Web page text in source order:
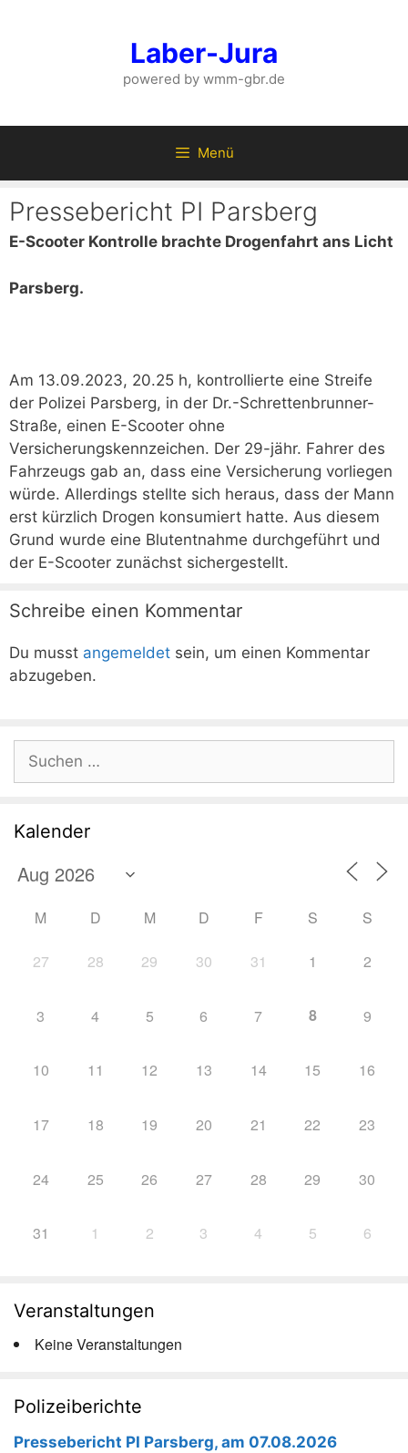
Laber-Jura
powered by wmm-gbr.de
Menü
Pressebericht PI Parsberg
E-Scooter Kontrolle brachte Drogenfahrt ans Licht
Parsberg.
Am 13.09.2023, 20.25 h, kontrollierte eine Streife
der Polizei Parsberg, in der Dr.-Schrettenbrunner-
Straße, einen E-Scooter ohne
Versicherungskennzeichen. Der 29-jähr. Fahrer des
Fahrzeugs gab an, dass eine Versicherung vorliegen
würde. Allerdings stellte sich heraus, dass der Mann
erst kürzlich Drogen konsumiert hatte. Aus diesem
Grund wurde eine Blutentnahme durchgeführt und
der E-Scooter zunächst sichergestellt.
Schreibe einen Kommentar
Du musst angemeldet sein, um einen Kommentar
abzugeben.
Suchen
nach:
Kalender
M D M D F S S
27 28 29 30 31 1 2
3 4 5 6 7 8 9
10 11 12 13 14 15 16
17 18 19 20 21 22 23
24 25 26 27 28 29 30
31 1 2 3 4 5 6
Veranstaltungen
Keine Veranstaltungen
Polizeiberichte
Pressebericht PI Parsberg, am 07.08.2026